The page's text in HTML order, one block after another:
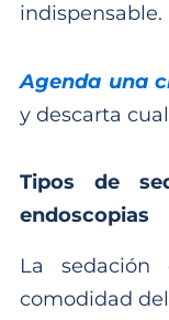
indispensable.
Agenda una
y descarta
Tipos de
endoscopias
La sedación
comodidad